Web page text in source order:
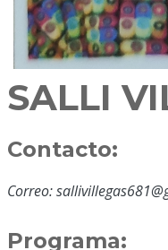
SALLI
Contacto:
Correo:
Programa: